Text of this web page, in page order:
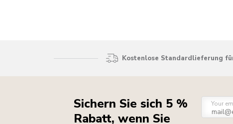
Kostenlose Standardlieferung
Sichern Sie sich 5 %
Rabatt, wenn Sie
Your